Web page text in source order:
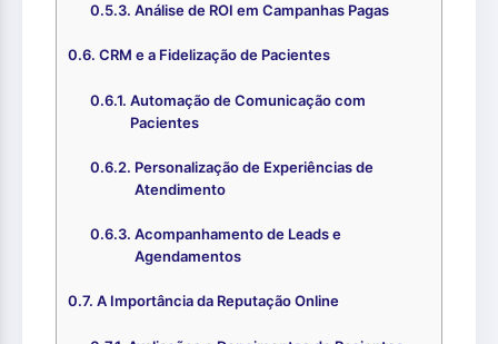
Análise de ROI em Campanhas Pagas
CRM e a Fidelização de Pacientes
Automação de Comunicação com
Pacientes
Personalização de Experiências de
Atendimento
Acompanhamento de Leads e
Agendamentos
A Importância da Reputação Online